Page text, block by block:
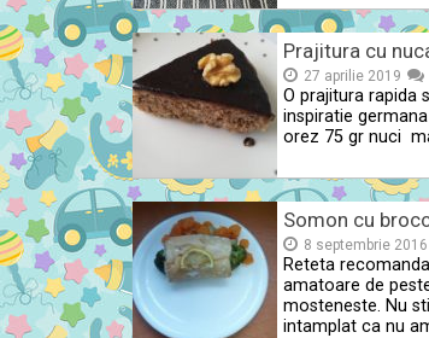
Prajitura cu
27 aprilie 2019
O prajitura rapida
inspiratie
orez 75 gr nuci
Somon cu
8 septembrie 2016
Reteta
amatoare de
mosteneste. Nu
intamplat ca nu